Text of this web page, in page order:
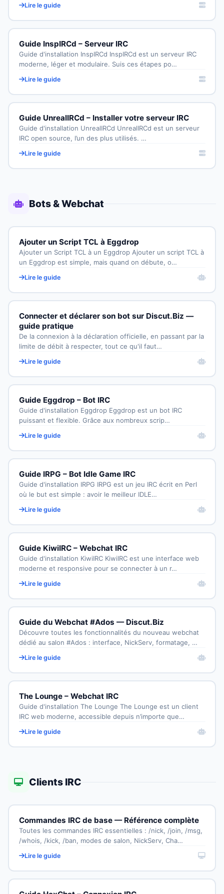
Lire le guide
Guide InspIRCd – Serveur IRC
Guide d'installation InspIRCd InspIRCd est un serveur IRC
moderne, léger et modulaire. Suis ces étapes po…
Lire le guide
Guide UnrealIRCd – Installer votre serveur IRC
Guide d'installation UnrealIRCd UnrealIRCd est un serveur
IRC open source, l’un des plus utilisés. …
Lire le guide
Bots & Webchat
Ajouter un Script TCL à Eggdrop
Ajouter un Script TCL à un Eggdrop Ajouter un script TCL à
un Eggdrop est simple, mais quand on débute, o…
Lire le guide
Connecter et déclarer son bot sur Discut.Biz —
guide pratique
De la connexion à la déclaration officielle, en passant par la
limite de débit à respecter, tout ce qu'il faut…
Lire le guide
Guide Eggdrop – Bot IRC
Guide d'installation Eggdrop Eggdrop est un bot IRC
puissant et flexible. Grâce aux nombreux scrip…
Lire le guide
Guide IRPG – Bot Idle Game IRC
Guide d'installation IRPG IRPG est un jeu IRC écrit en Perl
où le but est simple : avoir le meilleur IDLE…
Lire le guide
Guide KiwiIRC – Webchat IRC
Guide d'installation KiwiIRC KiwiIRC est une interface web
moderne et responsive pour se connecter à un r…
Lire le guide
Guide du Webchat #Ados — Discut.Biz
Découvre toutes les fonctionnalités du nouveau webchat
dédié au salon #Ados : interface, NickServ, formatage, …
Lire le guide
The Lounge – Webchat IRC
Guide d'installation The Lounge The Lounge est un client
IRC web moderne, accessible depuis n’importe que…
Lire le guide
Clients IRC
Commandes IRC de base — Référence complète
Toutes les commandes IRC essentielles : /nick, /join, /msg,
/whois, /kick, /ban, modes de salon, NickServ, Cha…
Lire le guide